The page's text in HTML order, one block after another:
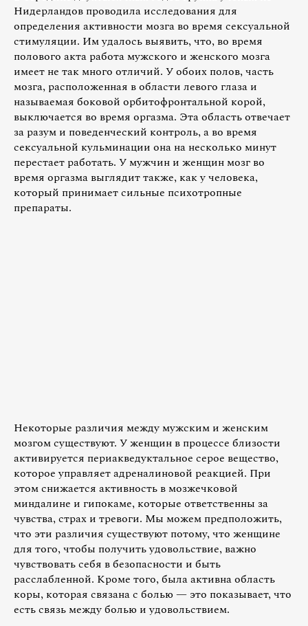
Нидерландов проводила исследования для
определения активности мозга во время сексуальной
стимуляции. Им удалось выявить, что, во время
полового акта работа мужского и женского мозга
имеет не так много отличий. У обоих полов, часть
мозга, расположенная в области левого глаза и
называемая боковой орбитофронтальной корой,
выключается во время оргазма. Эта область отвечает
за разум и поведенческий контроль, а во время
сексуальной кульминации она на несколько минут
перестает работать. У мужчин и женщин мозг во
время оргазма выглядит также, как у человека,
который принимает сильные психотропные
препараты.
Некоторые различия между мужским и женским
мозгом существуют. У женщин в процессе близости
активируется периакведуктальное серое вещество,
которое управляет адреналиновой реакцией. При
этом снижается активность в мозжечковой
миндалине и гипокаме, которые ответственны за
чувства, страх и тревоги. Мы можем предположить,
что эти различия существуют потому, что женщине
для того, чтобы получить удовольствие, важно
чувствовать себя в безопасности и быть
расслабленной. Кроме того, была активна область
коры, которая связана с болью — это показывает, что
есть связь между болью и удовольствием.